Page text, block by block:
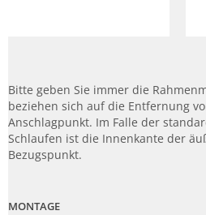
Bitte geben Sie immer die
beziehen sich auf die Entfernung
Anschlagpunkt. Im Falle der
Schlaufen ist die Innenkante der
Bezugspunkt.
MONTAGE